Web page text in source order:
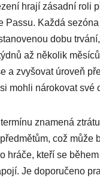
hrají zásadní roli
Passu. Každá
dobu
až několik
a zvyšovat úroveň
mohli nárokovat své
znamená
což může
hráče, kteří se
Je doporučeno